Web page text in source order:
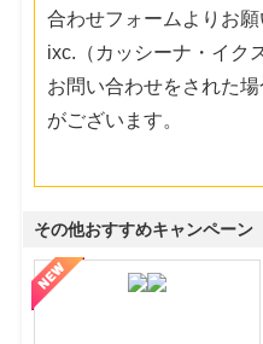
合わせフォームよりお
ixc.（カッシーナ・イク
お問い合わせをされた
がございます。
その他おすすめキャンペーン